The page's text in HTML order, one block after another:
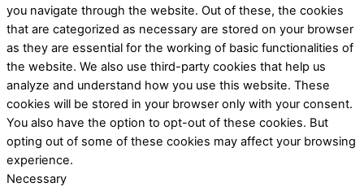
you navigate through the website. Out of these, the cookies
that are categorized as necessary are stored on your browser
as they are essential for the working of basic functionalities of
the website. We also use third-party cookies that help us
analyze and understand how you use this website. These
cookies will be stored in your browser only with your consent.
You also have the option to opt-out of these cookies. But
opting out of some of these cookies may affect your browsing
experience.
Necessary